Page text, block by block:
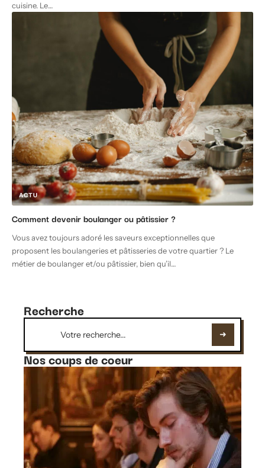
cuisine. Le…
ACTU
Comment devenir boulanger ou pâtissier ?
Vous avez toujours adoré les saveurs exceptionnelles que
proposent les boulangeries et pâtisseries de votre quartier ? Le
métier de boulanger et/ou pâtissier, bien qu’il…
Recherche
Nos coups de coeur